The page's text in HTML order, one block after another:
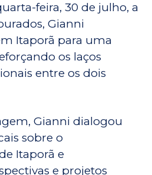
feira, 30 de julho, a
Gianni
Itaporã para uma
os laços
entre os dois
Gianni dialogou
sobre o
Itaporã e
e projetos